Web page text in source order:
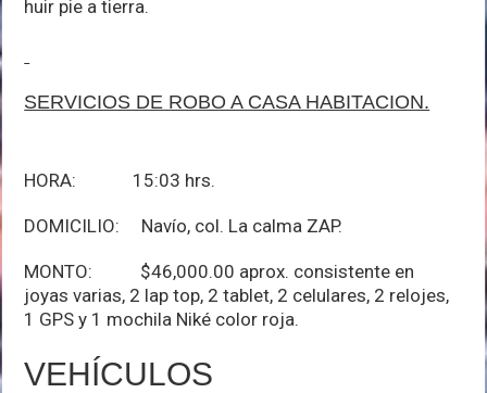
huir pie a tierra.
SERVICIOS DE ROBO A CASA HABITACION.
HORA: 15:03 hrs.
DOMICILIO: Navío, col. La calma ZAP.
MONTO: $46,000.00 aprox. consistente en
joyas varias, 2 lap top, 2 tablet, 2 celulares, 2 relojes,
1 GPS y 1 mochila Niké color roja.
VEHÍCULOS